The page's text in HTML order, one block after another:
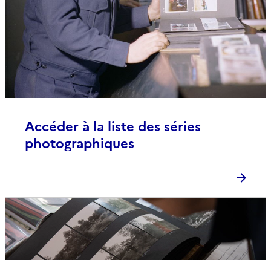
Accéder à la liste des séries
photographiques